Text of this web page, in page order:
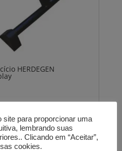
HERDEGEN
para proporcionar uma
lembrando suas
Clicando em “Aceitar”,
cookies.